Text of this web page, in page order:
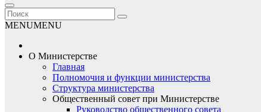
MENUMENU
О Министерстве
Главная
Полномочия и функции министерства
Структура министерства
Общественный совет при Министерстве
Руководство общественного совета